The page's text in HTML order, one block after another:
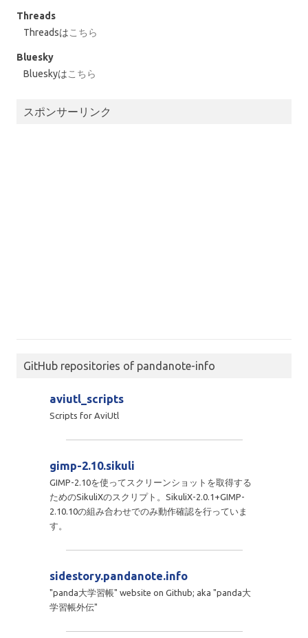
Threads
Threadsはこちら
Bluesky
Blueskyはこちら
スポンサーリンク
GitHub repositories of pandanote-info
aviutl_scripts
Scripts for AviUtl
gimp-2.10.sikuli
GIMP-2.10を使ってスクリーンショットを取得する
ためのSikuliXのスクリプト。SikuliX-2.0.1+GIMP-
2.10.10の組み合わせでのみ動作確認を行っていま
す。
sidestory.pandanote.info
"panda大学習帳" website on Github; aka "panda大
学習帳外伝"